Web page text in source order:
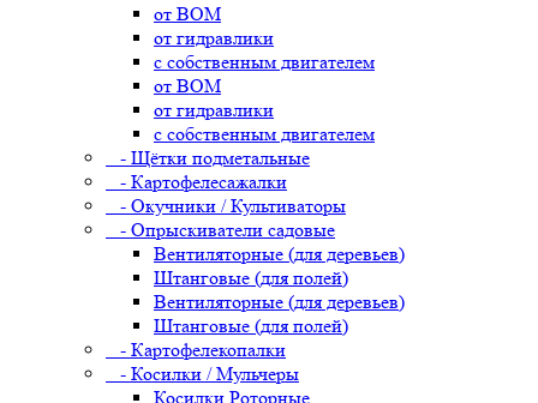
от ВОМ
от гидравлики
с собственным двигателем
от ВОМ
от гидравлики
с собственным двигателем
- Щётки подметальные
- Картофелесажалки
- Окучники / Культиваторы
- Опрыскиватели садовые
Вентиляторные (для деревьев)
Штанговые (для полей)
Вентиляторные (для деревьев)
Штанговые (для полей)
- Картофелекопалки
- Косилки / Мульчеры
Косилки Роторные